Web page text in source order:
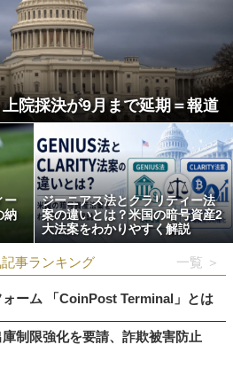
院採決が9月まで延期＝報道
ー
納
ジーニアス法とクラリティー法
案の違いとは？米国の暗号資産2
大法案をわかりやすく解説
記事ランキング 一覧 ＞
ーム 「CoinPost Terminal」とは
制限強化を要請、詐欺被害防止